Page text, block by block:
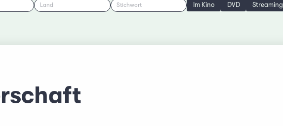
Land Stichwort Im Kino DVD Streaming